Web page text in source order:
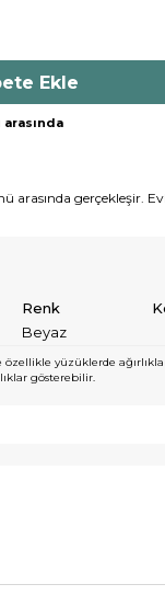
arasında gerçekleşir.
Renk
Beyaz
yüzüklerde
gösterebilir.